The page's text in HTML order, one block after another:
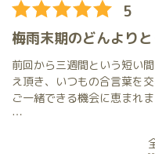
鈴さんはHPに紹介されてい
ルックス、サービス、接客
たく申し分ありません。
その鈴さんが二輪車デビュ
琥珀のお嬢様方はいずれも
されるのか楽しみでなりま
5
前回から三週間という短い
え頂き、いつもの合言葉を
ご一緒できる機会に恵まれ
く抱きしめ合って激しく舌